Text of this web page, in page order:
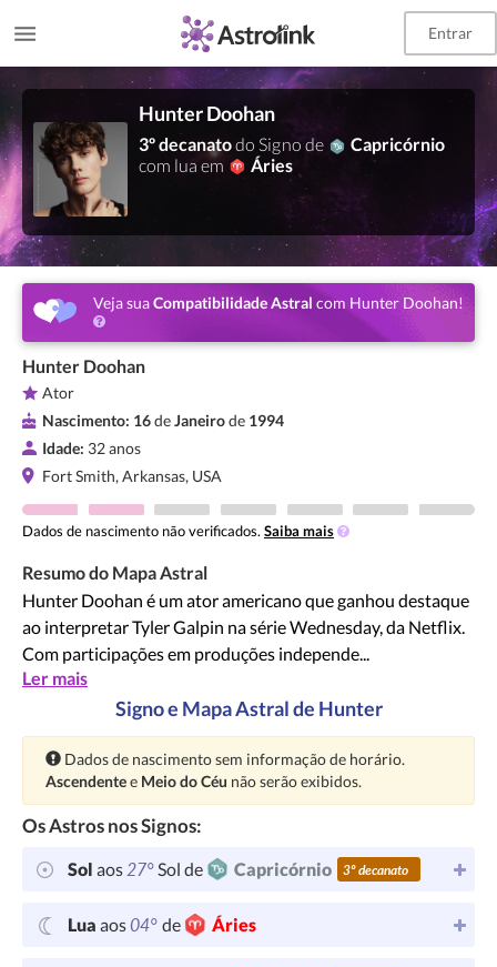
Entrar
Hunter Doohan
3º decanatodo Signo de
Capricórnio
com lua em
Áries
Veja suaCompatibilidade Astral com Hunter Doohan!
Hunter Doohan
Ator
Nascimento: 16deJaneirode 1994
Idade: 32 anos
Fort Smith, Arkansas, USA
Dados de nascimento não verificados. Saiba mais
Resumo do Mapa Astral
Hunter Doohan é um ator americano que ganhou destaque
ao interpretar Tyler Galpin na série Wednesday, da Netflix.
Com participações em produções independe...
Ler mais
Signo e Mapa Astral de Hunter
Atenção:
Dados de nascimento sem informação de horário.
Ascendentee Meio do Céu não serão exibidos.
Os Astros nos Signos:
Sol aos27°Sol de Capricórnio 3º decanato
Lua aos04° de Áries